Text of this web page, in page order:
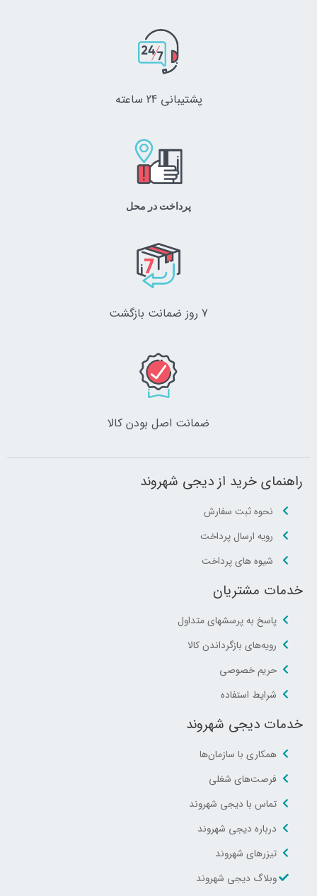
پشتیبانی 24 ساعته
پرداخت در محل
7 روز ضمانت بازگشت
ضمانت اصل‌ بودن کالا
راهنمای خرید از دیجی شهروند
نحوه ثبت سفارش
رویه ارسال پرداخت
شیوه های پرداخت
خدمات مشتریان
پاسخ به پرسشهای متداول
رویه‌های بازگرداندن کالا
حریم خصوصی
شرایط استفاده
خدمات دیجی شهروند
همکاری با سازمان‌ها
فرصت‌های شغلی
تماس با دیجی شهروند
درباره دیجی شهروند
تیزرهای شهروند
وبلاگ دیجی شهروند